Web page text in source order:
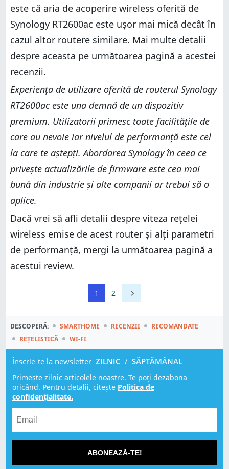
este că aria de acoperire wireless oferită de
Synology RT2600ac este ușor mai mică decât în
cazul altor routere similare. Mai multe detalii
despre aceasta pe următoarea pagină a acestei
recenzii.
Experiența de utilizare oferită de routerul Synology
RT2600ac este una demnă de un dispozitiv
premium. Utilizatorii primesc toate facilitățile de
care au nevoie iar nivelul de performanță este cel
la care te aștepți. Abordarea Synology în ceea ce
privește actualizările de firmware este cea mai
bună din industrie și alte companii ar trebui să o
aplice.
Dacă vrei să afli detalii despre viteza rețelei
wireless emise de acest router și alți parametri
de performanță, mergi la următoarea pagină a
acestui review.
1 2
DESCOPERĂ: SMARTHOME RECENZII
RECOMANDATE
REȚELISTICĂ
WI-FI
Înscrie-te la newsletter ZILNIC / SĂPTĂMÂNAL
Primește zilnic articolele noastre. Te poți dezabona
oricând. Pentru detalii, citește Politica de
confidențialitate.
ABONEAZĂ-TE!